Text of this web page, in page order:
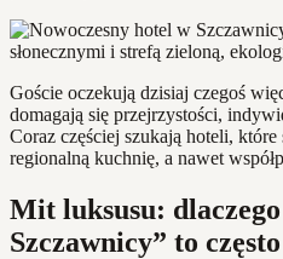
Goście oczekują dzisiaj czegoś
domagają się przejrzystości,
Coraz częściej szukają hoteli,
regionalną kuchnię, a nawet
Mit luksusu:
Szczawnicy” to